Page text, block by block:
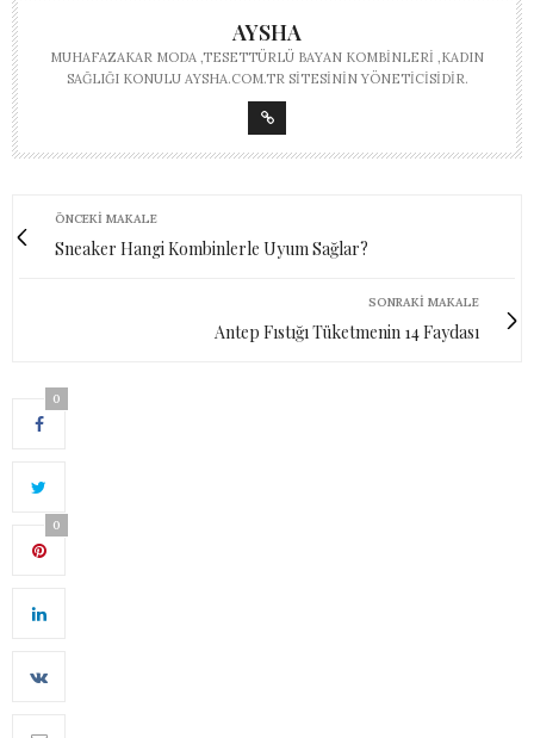
AYSHA
MUHAFAZAKAR MODA ,TESETTÜRLÜ BAYAN KOMBINLERI ,KADIN
SAĞLIĞI KONULU AYSHA.COM.TR SITESININ YÖNETICISIDIR.
ÖNCEKI MAKALE
Sneaker Hangi Kombinlerle Uyum Sağlar?
SONRAKI MAKALE
Antep Fıstığı Tüketmenin 14 Faydası
0
0